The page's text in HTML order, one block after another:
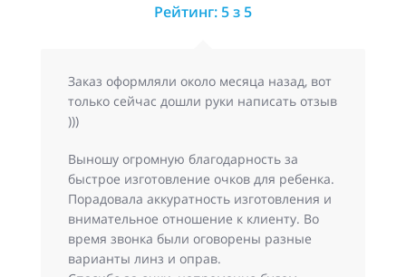
Рейтинг: 5 з 5
Заказ оформляли около месяца назад, вот
только сейчас дошли руки написать отзыв
)))
Выношу огромную благодарность за
быстрое изготовление очков для ребенка.
Порадовала аккуратность изготовления и
внимательное отношение к клиенту. Во
время звонка были оговорены разные
варианты линз и оправ.